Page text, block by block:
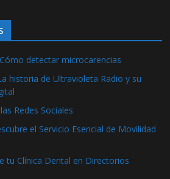
detectar microcarencias
historia de Ultravioleta Radio y su
Redes Sociales
el Servicio Esencial de Movilidad
tu Clínica Dental en Directorios